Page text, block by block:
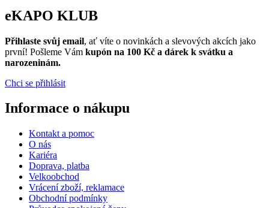
eKAPO KLUB
Přihlaste svůj email, ať víte o novinkách a slevových akcích jako
první! Pošleme Vám kupón na 100 Kč a dárek k svátku a
narozeninám.
Chci se přihlásit
Informace o nákupu
Kontakt a pomoc
O nás
Kariéra
Doprava, platba
Velkoobchod
Vrácení zboží, reklamace
Obchodní podmínky